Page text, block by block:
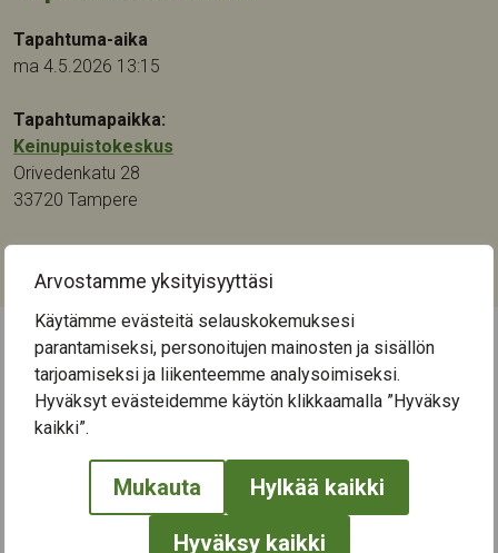
Arvostamme yksityisyyttäsi
Käytämme evästeitä selauskokemuksesi
parantamiseksi, personoitujen mainosten ja sisällön
tarjoamiseksi ja liikenteemme analysoimiseksi.
Hyväksyt evästeidemme käytön klikkaamalla ”Hyväksy
kaikki”.
Mukauta Hylkää kaikki
Hyväksy kaikki
Tapahtuma-aika
ma 4.5.2026 13:15
Tapahtumapaikka:
Keinupuistokeskus
Orivedenkatu 28
33720 Tampere
Kirjallisuus
← Näytä kaikki tapahtumat